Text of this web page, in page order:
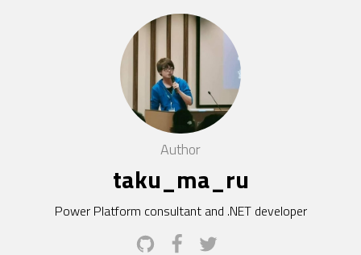
Author
taku_ma_ru
Power Platform consultant and .NET developer